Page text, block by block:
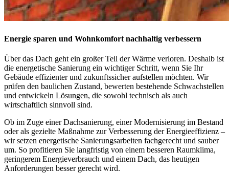
Energie sparen und Wohnkomfort nachhaltig verbessern
Über das Dach geht ein großer Teil der Wärme verloren. Deshalb ist
die energetische Sanierung ein wichtiger Schritt, wenn Sie Ihr
Gebäude effizienter und zukunftssicher aufstellen möchten. Wir
prüfen den baulichen Zustand, bewerten bestehende Schwachstellen
und entwickeln Lösungen, die sowohl technisch als auch
wirtschaftlich sinnvoll sind.
Ob im Zuge einer Dachsanierung, einer Modernisierung im Bestand
oder als gezielte Maßnahme zur Verbesserung der Energieeffizienz –
wir setzen energetische Sanierungsarbeiten fachgerecht und sauber
um. So profitieren Sie langfristig von einem besseren Raumklima,
geringerem Energieverbrauch und einem Dach, das heutigen
Anforderungen besser gerecht wird.